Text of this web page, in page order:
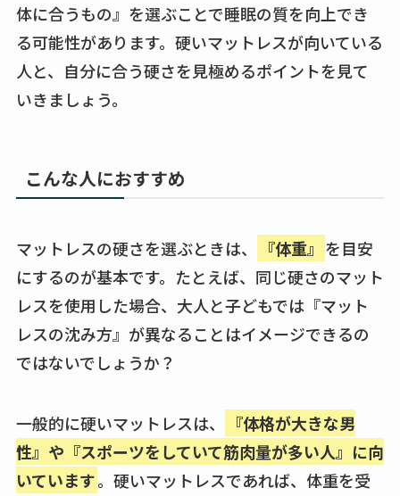
体に合うもの』を選ぶことで睡眠の質を向上でき
る可能性があります。硬いマットレスが向いている
人と、自分に合う硬さを見極めるポイントを見て
いきましょう。
こんな人におすすめ
マットレスの硬さを選ぶときは、 『体重』 を目安
にするのが基本です。たとえば、同じ硬さのマット
レスを使用した場合、大人と子どもでは『マット
レスの沈み方』が異なることはイメージできるの
ではないでしょうか？
一般的に硬いマットレスは、
『体格が大きな男
性』や『スポーツをしていて筋肉量が多い人』に向
いています。硬いマットレスであれば、体重を受